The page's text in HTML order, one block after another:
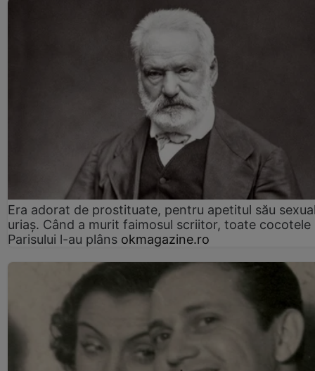
Era adorat de prostituate, pentru apetitul său
uriaș. Când a murit faimosul scriitor, toate cocotele
Parisului l-au plâns okmagazine.ro